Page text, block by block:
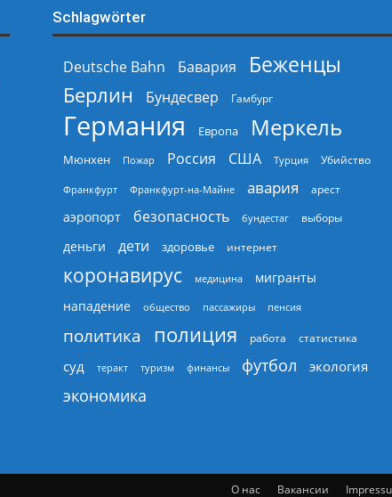
Schlagwörter
Deutsche Bahn Бавария
Беженцы
Берлин
Бундесвер Гамбург
Германия Европа Меркель
Мюнхен Пожар Россия США Турция Убийство
Франкфурт Франкфурт-на-Майне авария арест
аэропорт безопасность бундестаг выборы
деньги дети здоровье интернет
коронавирус медицина
мигранты
нападение
общество пассажиры пенсия
политика полиция работа статистика
суд теракт туризм финансы футбол экология
экономика
О нас Вакансии